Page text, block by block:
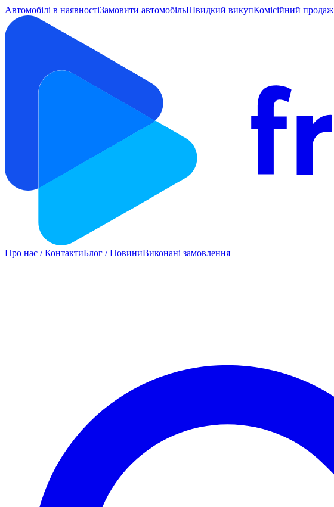
Автомобілі в наявностіЗамовити автомобільШвидкий викупКомісійний продаж
Про нас / КонтактиБлог / НовиниВиконані замовлення